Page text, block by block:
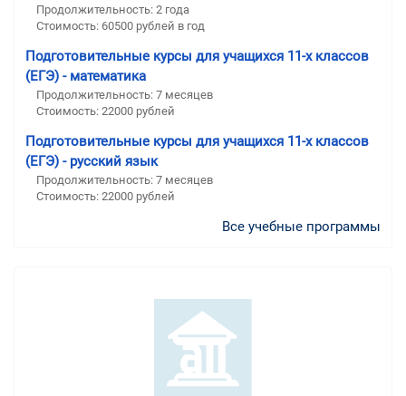
Продолжительность: 2 года
Стоимость: 60500 рублей в год
Подготовительные курсы для учащихся 11-х классов
(ЕГЭ) - математика
Продолжительность: 7 месяцев
Стоимость: 22000 рублей
Подготовительные курсы для учащихся 11-х классов
(ЕГЭ) - русский язык
Продолжительность: 7 месяцев
Стоимость: 22000 рублей
Все учебные программы